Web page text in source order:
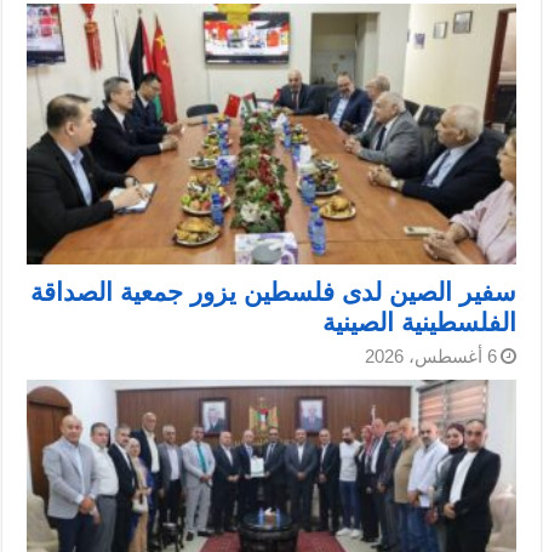
سفير الصين لدى فلسطين يزور جمعية الصداقة
الفلسطينية الصينية
6 أغسطس، 2026